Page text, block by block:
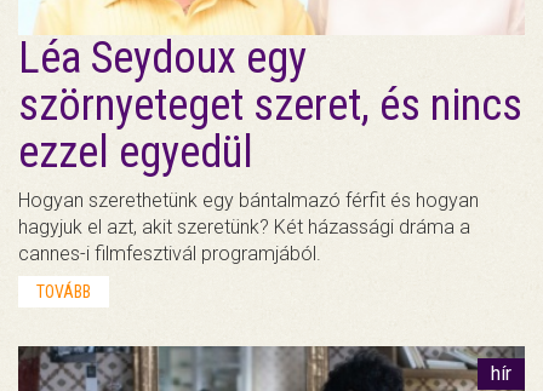
Léa Seydoux egy
szörnyeteget szeret, és nincs
ezzel egyedül
Hogyan szerethetünk egy bántalmazó férfit és hogyan
hagyjuk el azt, akit szeretünk? Két házassági dráma a
cannes-i filmfesztivál programjából.
TOVÁBB
hír